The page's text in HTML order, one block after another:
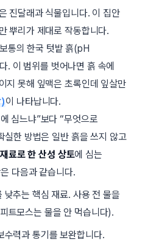
진달래과식물입니다. 이 집안
뿌리가 제대로 작동합니다.
통의 한국 텃밭 흙(pH
이 범위를 벗어나면 흙 속에
지 못해 잎맥은 초록인데 잎살만
이 나타납니다.
심느냐”보다 “무엇으로
실한 방법은 일반 흙을 쓰지 않고
료로 한 산성 상토에 심는
다음과 같습니다.
추는 핵심 재료. 사용 전 물을
트모스는 물을 안 먹습니다).
력과 통기를 보완합니다.